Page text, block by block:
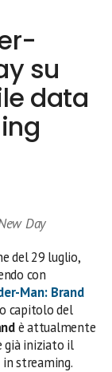
su
data
Day
del 29 luglio,
con
Man: Brand
capitolo del
è attualmente
già iniziato il
streaming.